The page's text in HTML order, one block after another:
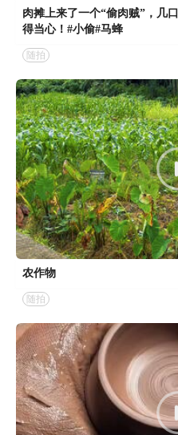
肉摊上来了一个“偷肉贼”，几
得当心！#小偷#马蜂
随拍
农作物
随拍